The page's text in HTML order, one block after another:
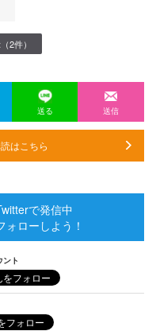
2件）
送る 送信
はこちら
で発信中
ローしよう！
ト